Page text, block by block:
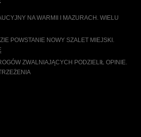
NA WARMII I MAZURACH. WIELU
POWSTANIE NOWY SZALET MIEJSKI.
ZWALNIAJĄCYCH PODZIELIŁ OPINIE.